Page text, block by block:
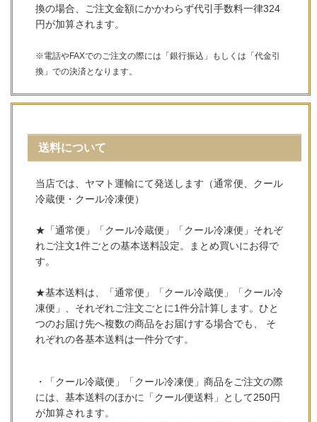
換の場合、ご注文金額にかかわらず代引手数料一律324
円が加算されます。
※電話やFAXでのご注文の際には「銀行振込」もしくは「代金引
換」での決済となります。
送料について
当店では、ヤマト運輸にて発送します（通常便、クール
冷蔵便・クール冷凍便）
★「通常便」「クール冷蔵便」「クール冷凍便」それぞ
れご注文1件ごとの基本送料設定。まとめ買いにお得で
す。
★基本送料は、「通常便」「クール冷蔵便」「クール冷
凍便」、それぞれご注文ごとに1件分計算します。ひと
つのお届け先へ複数の商品をお届けする場合でも、 そ
れぞれの各基本送料は一件分です。
・「クール冷蔵便」「クール冷凍便」商品をご注文の際
には、基本送料のほかに「クール便送料」として250円
が加算されます。